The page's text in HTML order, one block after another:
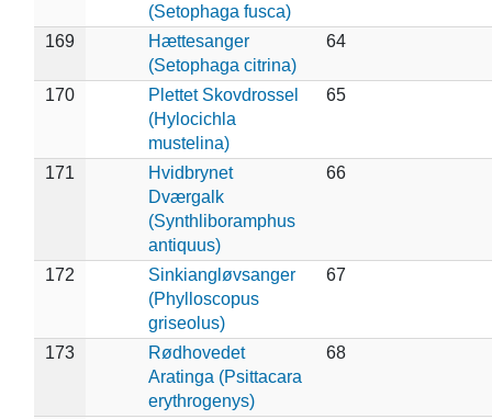
(Setophaga fusca)
169
Hættesanger
(Setophaga citrina)
64
170
Plettet Skovdrossel
(Hylocichla
mustelina)
65
171
Hvidbrynet
Dværgalk
(Synthliboramphus
antiquus)
66
172
Sinkiangløvsanger
(Phylloscopus
griseolus)
67
173
Rødhovedet
Aratinga (Psittacara
erythrogenys)
68